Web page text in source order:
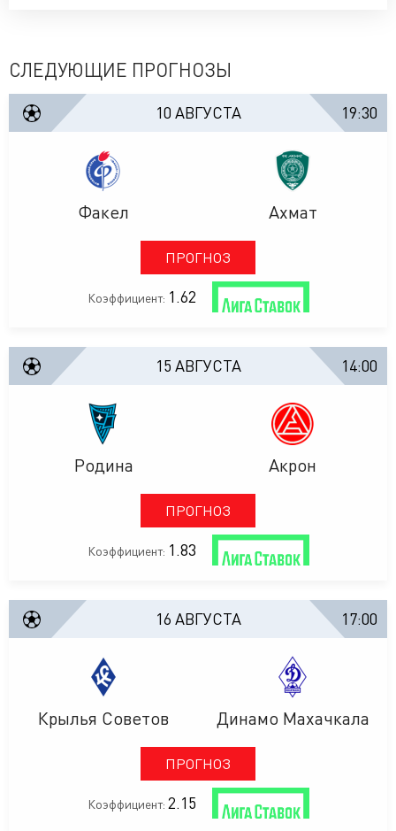
СЛЕДУЮЩИЕ ПРОГНОЗЫ
10 АВГУСТА 19:30
Факел
ПРОГНОЗ
Ахмат
Коэффициент: 1.62
15 АВГУСТА 14:00
Родина
ПРОГНОЗ
Акрон
Коэффициент: 1.83
16 АВГУСТА 17:00
Крылья Советов
ПРОГНОЗ
Динамо Махачкала
Коэффициент: 2.15